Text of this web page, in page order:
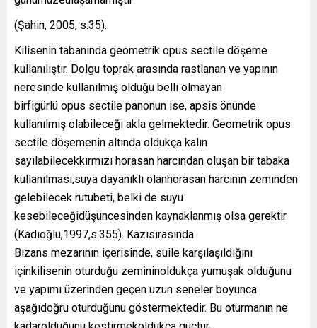
(Şahin, 2005, s.35).
Kilisenin tabanında geometrik opus sectile döşeme
kullanılıştır. Dolgu toprak arasında rastlanan ve yapının
neresinde kullanılmış olduğu belli olmayan
birfigürlü opus sectile panonun ise, apsis önünde
kullanılmış olabileceği akla gelmektedir. Geometrik opus
sectile döşemenin altında oldukça kalın
sayılabilecekkırmızı horasan harcından oluşan bir tabaka
kullanılması,suya dayanıklı olanhorasan harcının zeminden
gelebilecek rutubeti, belki de suyu
kesebileceğidüşüncesinden kaynaklanmış olsa gerektir
(Kadıoğlu,1997,s.355). Kazısırasında
Bizans mezarının içerisinde, suile karşılaşıldığını
içinkilisenin oturduğu zemininoldukça yumuşak olduğunu
ve yapımı üzerinden geçen uzun seneler boyunca
aşağıdoğru oturduğunu göstermektedir. Bu oturmanın ne